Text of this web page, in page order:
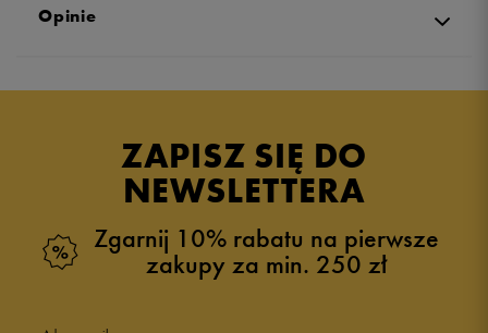
Opinie
ZAPISZ SIĘ DO
NEWSLETTERA
Zgarnij 10% rabatu na pierwsze
zakupy za min. 250 zł